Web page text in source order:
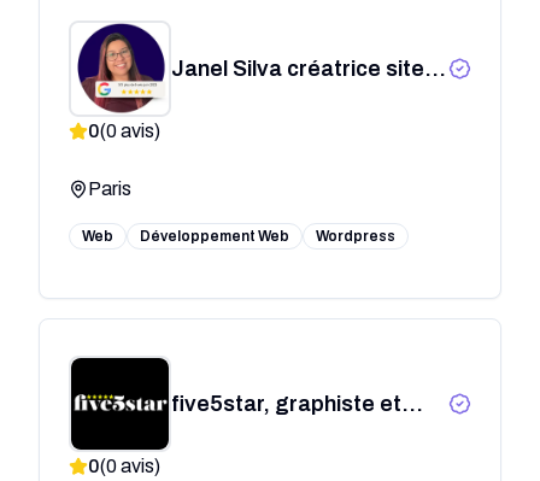
Janel Silva créatrice site
0(0avis)
Paris
Web Développement Web Wordpress
five5star, graphiste et
0(0avis)